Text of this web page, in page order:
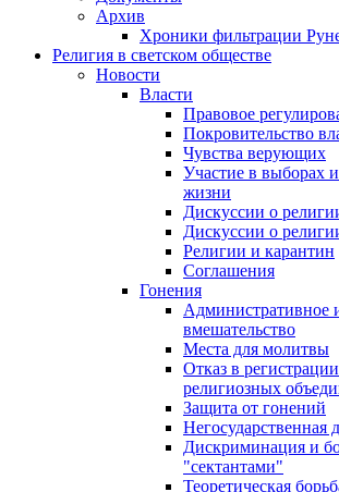
Архив
Хроники фильтрации
Религия в светском обществе
Новости
Власти
Правовое
Покровительство
Чувства верующих
Участие в выборах
жизни
Дискуссии о
Дискуссии о
Религии и карантин
Соглашения
Гонения
Административное
вмешательство
Места для молитвы
Отказ в
религиозных
Защита от гонений
Негосударственная
Дискриминация и
"сектантами"
Теоретическая